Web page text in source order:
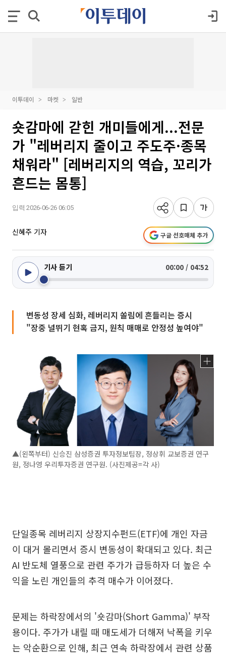
이투데이 마켓 일반
숏감마에 갇힌 개미들에게...전문
가 "레버리지 줄이고 주도주·종목
채워라" [레버리지의 역습, 꼬리가
흔드는 몸통]
입력 2026-06-26 06:05
신혜주 기자 구글 선호매체 추가
기사 듣기 00:00 / 04:52
변동성 장세 심화, 레버리지 쏠림에 흔들리는 증시
"장중 널뛰기 현혹 금지, 원칙 매매로 안정성 높여야"
▲(왼쪽부터) 신승진 삼성증권 투자정보팀장, 정상휘 교보증권 연구
원, 정나영 우리투자증권 연구원. (사진제공=각 사)
단일종목 레버리지 상장지수펀드(ETF)에 개인 자금
이 대거 몰리면서 증시 변동성이 확대되고 있다. 최근
AI 반도체 열풍으로 관련 주가가 급등하자 더 높은 수
익을 노린 개인들의 추격 매수가 이어졌다.
문제는 하락장에서의 '숏감마(Short Gamma)' 부작
용이다. 주가가 내릴 때 매도세가 더해져 낙폭을 키우
는 악순환으로 인해, 최근 연속 하락장에서 관련 상품